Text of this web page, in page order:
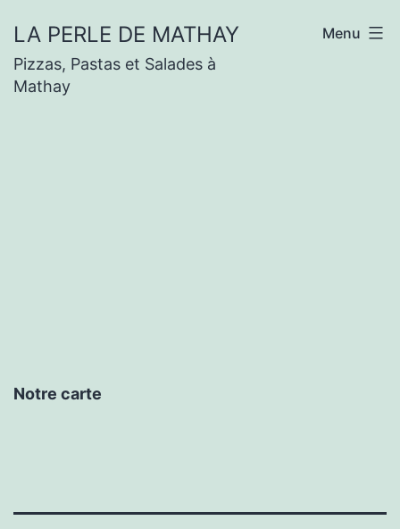
LA PERLE DE MATHAY
Pizzas, Pastas et Salades à
Mathay
Menu
Notre carte